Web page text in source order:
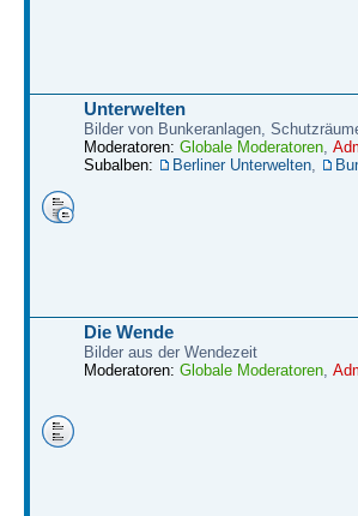
Unterwelten
Bilder von Bunkeranlagen,
Moderatoren: Globale Moderatoren
Subalben:
Berliner Unterwelten
Die Wende
Bilder aus der Wendezeit
Moderatoren: Globale Moderatoren